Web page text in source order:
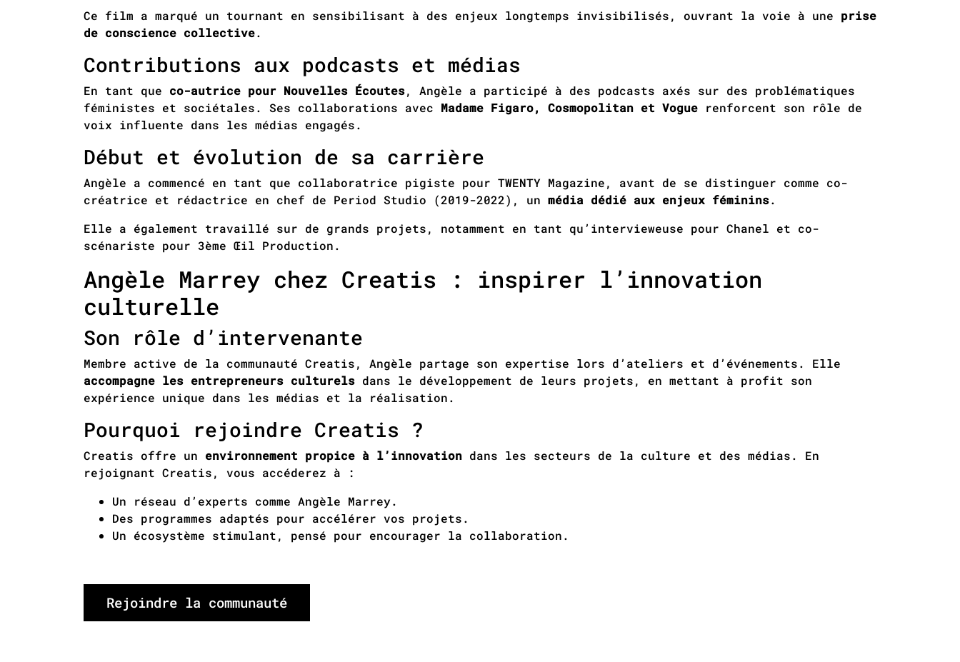
Ce film a marqué un tournant en sensibilisant à des enjeux longtemps invisibilisés, ouvrant la voie à une prise
de conscience collective.
Contributions aux podcasts et médias
En tant que co-autrice pour Nouvelles Écoutes, Angèle a participé à des podcasts axés sur des problématiques
féministes et sociétales. Ses collaborations avec Madame Figaro, Cosmopolitan et Vogue renforcent son rôle de
voix influente dans les médias engagés.
Début et évolution de sa carrière
Angèle a commencé en tant que collaboratrice pigiste pour TWENTY Magazine, avant de se distinguer comme co-
créatrice et rédactrice en chef de Period Studio (2019-2022), un média dédié aux enjeux féminins.
Elle a également travaillé sur de grands projets, notamment en tant qu’intervieweuse pour Chanel et co-
scénariste pour 3ème Œil Production.
Angèle Marrey chez Creatis : inspirer l’innovation
culturelle
Son rôle d’intervenante
Membre active de la communauté Creatis, Angèle partage son expertise lors d’ateliers et d’événements. Elle
accompagne les entrepreneurs culturels dans le développement de leurs projets, en mettant à profit son
expérience unique dans les médias et la réalisation.
Pourquoi rejoindre Creatis ?
Creatis offre un environnement propice à l’innovation dans les secteurs de la culture et des médias. En
rejoignant Creatis, vous accéderez à :
Un réseau d’experts comme Angèle Marrey.
Des programmes adaptés pour accélérer vos projets.
Un écosystème stimulant, pensé pour encourager la collaboration.
Rejoindre la communauté